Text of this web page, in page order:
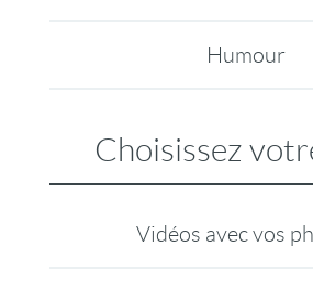
Humour
Choisissez
Vidéos avec vos